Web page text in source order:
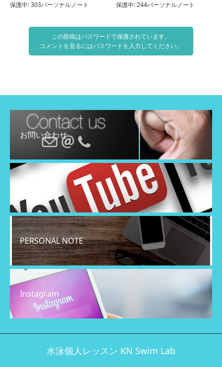
保護中: 303パーソナルノート 保護中: 244パーソナルノート
この投稿はパスワードで保護されています。
コメントを見るにはパスワードを入力してください。
お問い合わせ
PERSONAL NOTE
Instagram
水泳個人レッスン KN Swim Lab